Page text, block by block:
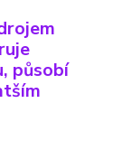
působí